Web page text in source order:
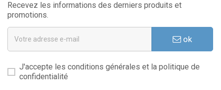
Recevez les informations des derniers produits et
promotions.
ok
J'accepte les conditions générales et la politique de
confidentialité